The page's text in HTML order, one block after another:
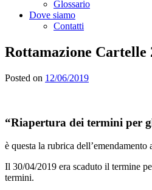
Glossario
Dove siamo
Contatti
Rottamazione
Posted on 12/06/2019
“Riapertura dei termini per
è questa la rubrica
Il 30/04/2019 era scaduto il termine
termini.